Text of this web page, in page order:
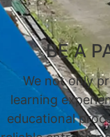
BE A
We not only
learning
educational